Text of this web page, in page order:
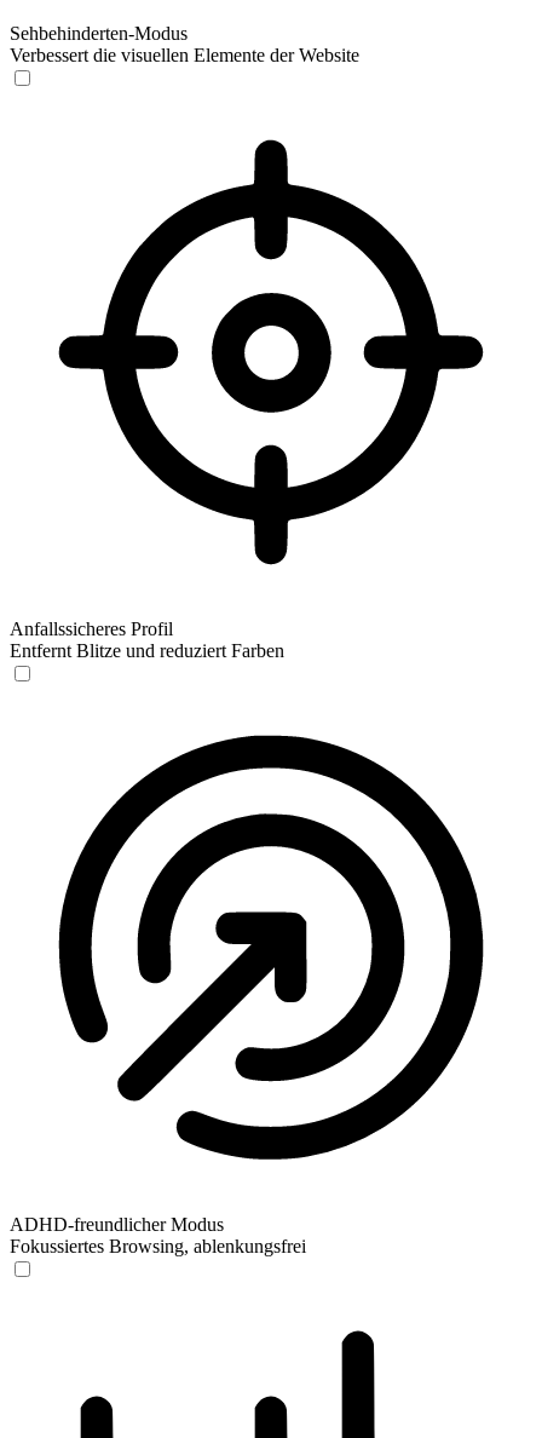
Sehbehinderten-Modus
Verbessert die visuellen Elemente der Website
Anfallssicheres Profil
Entfernt Blitze und reduziert Farben
ADHD-freundlicher Modus
Fokussiertes Browsing, ablenkungsfrei